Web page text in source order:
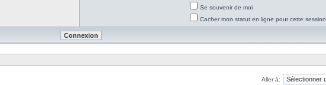
Se souvenir de moi
Cacher mon statut en ligne pour cette session
Aller à: